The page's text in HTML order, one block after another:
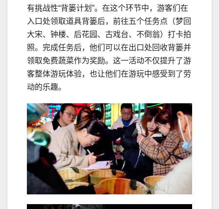
有挑战性“背篓计划”。在这个环节中，游客们在
入口处领取道具背篓后，前往五个任务点（梦回
大宋、钟楼、后花园、古戏台、不倒翁）打卡拍
照。完成任务后，他们可以在出口处回收背篓并
领取免费蔬菜作为奖励。这一活动不仅提升了游
客整体游玩体验，也让他们在游玩中感受到了劳
动的乐趣。